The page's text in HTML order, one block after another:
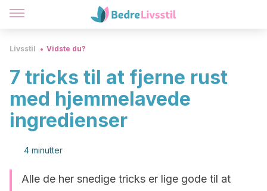
Livsstil Vidste du?
7 tricks til at fjerne rust
med hjemmelavede
ingredienser
4 minutter
Alle de her snedige tricks er lige gode til at